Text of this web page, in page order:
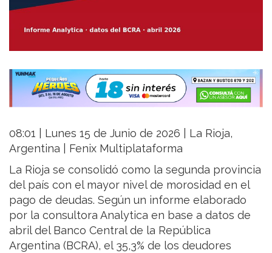
08:01 | Lunes 15 de Junio de 2026 | La Rioja,
Argentina | Fenix Multiplataforma
La Rioja se consolidó como la segunda provincia
del país con el mayor nivel de morosidad en el
pago de deudas. Según un informe elaborado
por la consultora Analytica en base a datos de
abril del Banco Central de la República
Argentina (BCRA), el 35,3% de los deudores